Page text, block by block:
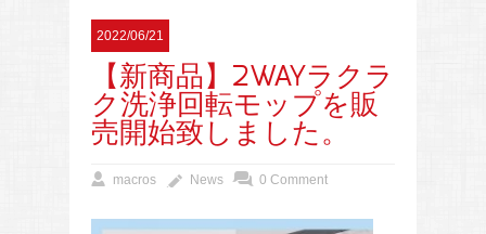
2022/06/21
【新商品】2WAYラクラ
ク洗浄回転モップを販
売開始致しました。
macros News 0 Comment